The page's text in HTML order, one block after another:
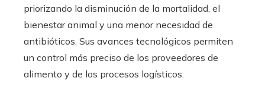
priorizando la disminución de la mortalidad, el
bienestar animal y una menor necesidad de
antibióticos. Sus avances tecnológicos permiten
un control más preciso de los proveedores de
alimento y de los procesos logísticos.